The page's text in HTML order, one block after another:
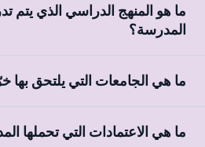
ما هو المنهج الدراسي الذي يتم
المدرسة؟
ما هي الجامعات التي يلتحق بها
ما هي الاعتمادات التي تحملها